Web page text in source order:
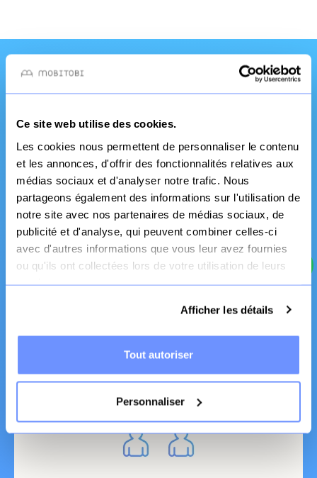
Ce site web utilise des cookies.
Les cookies nous permettent de personnaliser le contenu
et les annonces, d'offrir des fonctionnalités relatives aux
médias sociaux et d'analyser notre trafic. Nous
partageons également des informations sur l'utilisation de
notre site avec nos partenaires de médias sociaux, de
publicité et d'analyse, qui peuvent combiner celles-ci
avec d'autres informations que vous leur avez fournies
ou qu'ils ont collectées lors de votre utilisation de leurs
services.
Afficher les détails
Tout autoriser
Personnaliser
Une qualité et un
service pro